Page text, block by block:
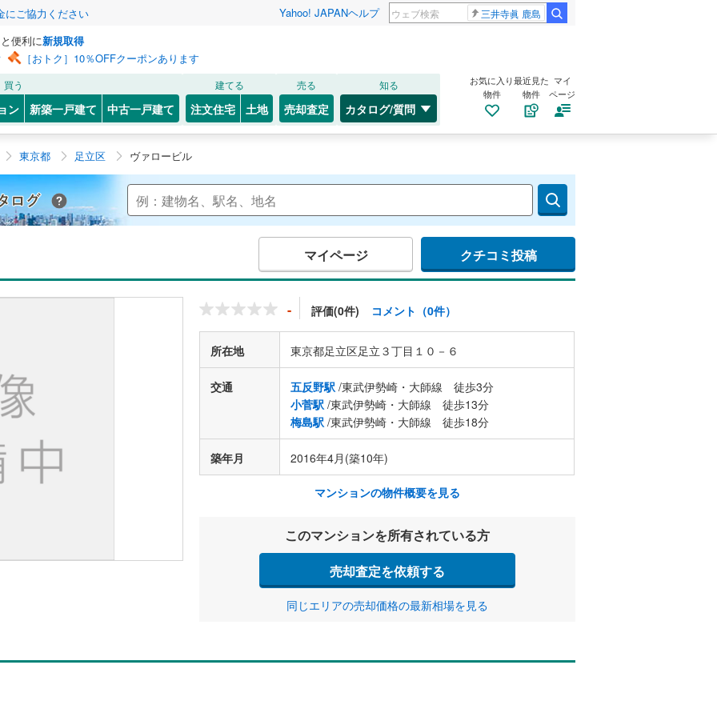
にご協力ください Yahoo! JAPANヘルプ 三井寺眞 鹿島
便利に新規取得
［おトク］10％OFFクーポンあります
買う
ン 新築一戸建て 中古一戸建て
建てる
注文住宅 土地
売る
売却査定
知る
カタログ/質問
お気に入り
物件
最近見た
物件
マイ
ページ
東京都 足立区 ヴァロービル
Yahoo!不動産 マンションカタログ
マイページ クチコミ投稿
- 評価(0件) コメント（0件）
所在地 東京都足立区足立３丁目１０－６
交通 五反野駅 /東武伊勢崎・大師線 徒歩3分
小菅駅 /東武伊勢崎・大師線 徒歩13分
梅島駅 /東武伊勢崎・大師線 徒歩18分
築年月 2016年4月(築10年)
マンションの物件概要を見る
このマンションを所有されている方
売却査定を依頼する
同じエリアの売却価格の最新相場を見る